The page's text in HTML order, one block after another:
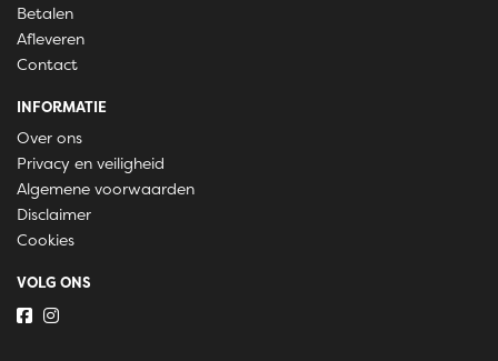
Betalen
Afleveren
Contact
INFORMATIE
Over ons
Privacy en veiligheid
Algemene voorwaarden
Disclaimer
Cookies
VOLG ONS